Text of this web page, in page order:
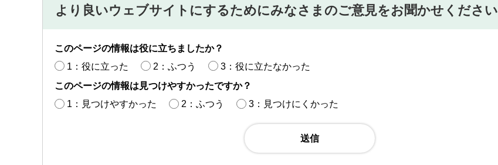
より良いウェブサイトにするためにみなさまのご意見をお聞かせください
このページの情報は役に立ちましたか？
1：役に立った
2：ふつう
3：役に立たなかった
このページの情報は見つけやすかったですか？
1：見つけやすかった
2：ふつう 3：見つけにくかった